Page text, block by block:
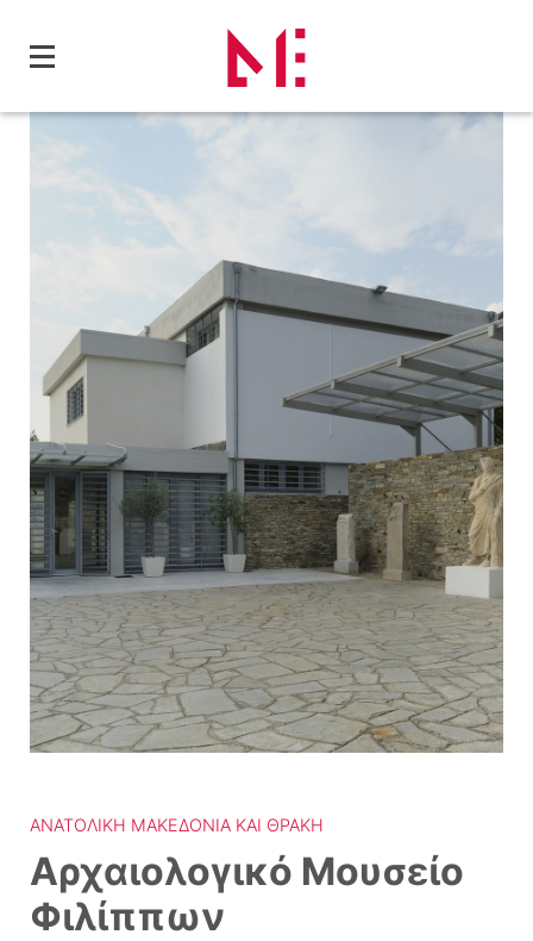
ΑΝΑΤΟΛΙΚΉ ΜΑΚΕΔΟΝΊΑ ΚΑΙ ΘΡΆΚΗ
Αρχαιολογικό Μουσείο
Φιλίππων